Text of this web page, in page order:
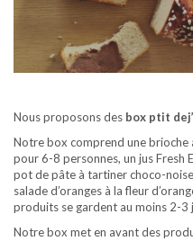
Nous proposons des box ptit dej’
Notre box comprend une brioche
pour 6-8 personnes, un jus Fresh
pot de pâte à tartiner choco-
salade d’oranges à la fleur
produits se gardent au moins 2-3
Notre box met en avant des